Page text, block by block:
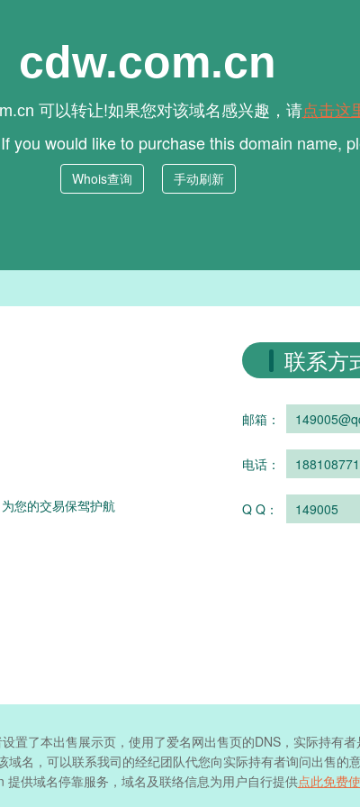
cdw.com.cn
可以转让!如果您对该域名感兴趣，请点击这
you would like to purchase this domain name,
Whois查询 手动刷新
您的交易保驾护航
联系方
邮箱：
电话：
Q Q： 149005
置了本出售展示页，使用了爱名网出售页的DNS，实际持有者
域名，可以联系我司的经纪团队代您向实际持有者询问出售的意
提供域名停靠服务，域名及联络信息为用户自行提供点此免费